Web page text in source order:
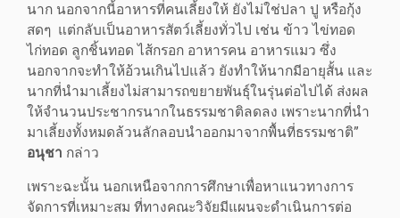
นาก นอกจากนี้อาหารที่คนเลี้ยงให้ ยังไม่ใช่ปลา ปู หรือกุ้ง
สดๆ แต่กลับเป็นอาหารสัตว์เลี้ยงทั่วไป เช่น ข้าว ไข่ทอด
ไก่ทอด ลูกชิ้นทอด ไส้กรอก อาหารคน อาหารแมว ซึ่ง
นอกจากจะทำให้อ้วนเกินไปแล้ว ยังทำให้นากมีอายุสั้น และ
นากที่นำมาเลี้ยงไม่สามารถขยายพันธุ์ในรุ่นต่อไปได้ ส่งผล
ให้จำนวนประชากรนากในธรรมชาติลดลง เพราะนากที่นำ
มาเลี้ยงทั้งหมดล้วนลักลอบนำออกมาจากพื้นที่ธรรมชาติ”
อนุชา กล่าว
เพราะฉะนั้น นอกเหนือจากการศึกษาเพื่อหาแนวทางการ
จัดการที่เหมาะสม ที่ทางคณะวิจัยมีแผนจะดำเนินการต่อ